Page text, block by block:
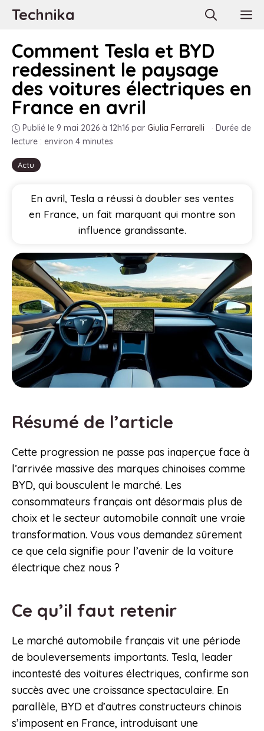
AllerTechnika
Actu
Comment Tesla et BYD
redessinent le paysage
des voitures électriques en
France en avril
Publié le 9 mai 2026 à 12h16 par Giulia Ferrarelli · Durée de
lecture : environ 4 minutes
En avril, Tesla a réussi à doubler ses ventes
en France, un fait marquant qui montre son
influence grandissante.
Résumé de l’article
Cette progression ne passe pas inaperçue face à
l’arrivée massive des marques chinoises comme
BYD, qui bousculent le marché. Les
consommateurs français ont désormais plus de
choix et le secteur automobile connaît une vraie
transformation. Vous vous demandez sûrement
ce que cela signifie pour l’avenir de la voiture
électrique chez nous ?
Ce qu’il faut retenir
Le marché automobile français vit une période
de bouleversements importants. Tesla, leader
incontesté des voitures électriques, confirme son
succès avec une croissance spectaculaire. En
parallèle, BYD et d’autres constructeurs chinois
s’imposent en France, introduisant une